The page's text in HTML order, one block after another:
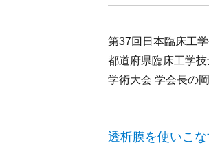
第37回日本臨床工
都道府県臨床工学
学術大会 学会長の
透析膜を使いこ